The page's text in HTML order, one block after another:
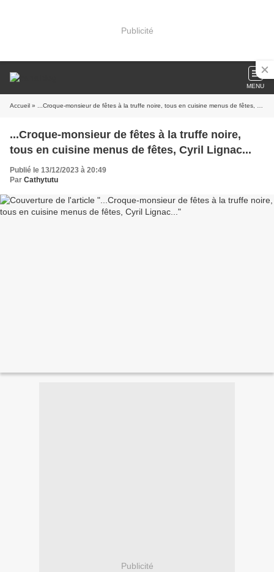
Publicité
MENU
Accueil » ...Croque-monsieur de fêtes à la truffe noire, tous en cuisine menus de fêtes, Cyril Lignac...
...Croque-monsieur de fêtes à la truffe noire,
tous en cuisine menus de fêtes, Cyril Lignac...
Publié le 13/12/2023 à 20:49
Par Cathytutu
Publicité